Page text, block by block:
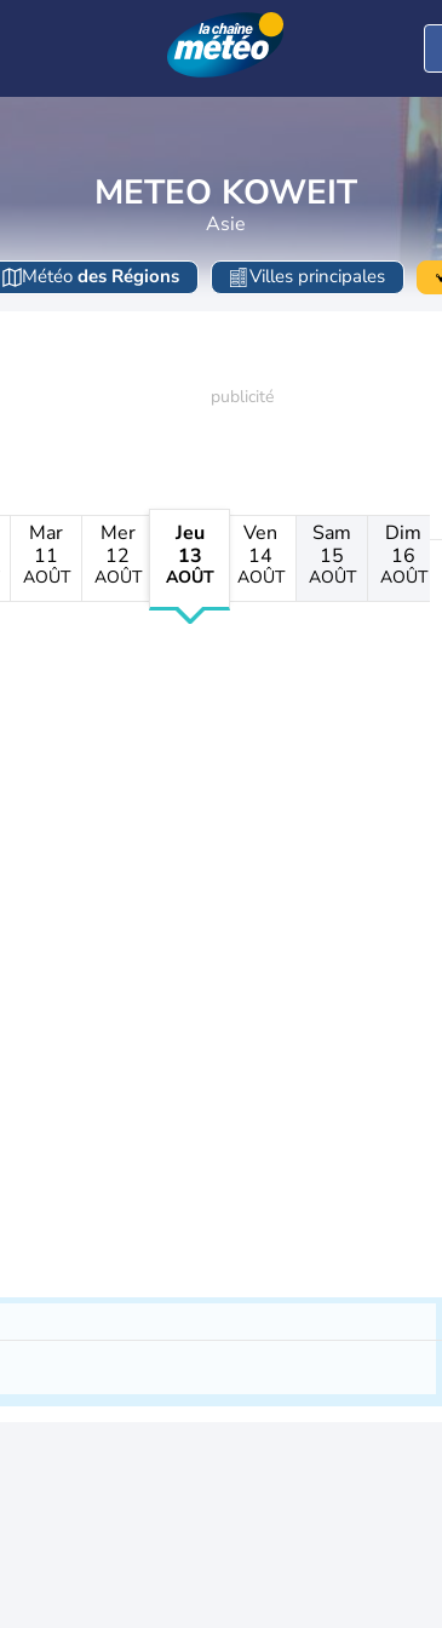
METEO KOWEIT
Asie
Météo des Régions Villes principales
Mar
11
AOÛT
Mer
12
AOÛT
Jeu
13
AOÛT
Ven
14
AOÛT
Sam
15
AOÛT
Dim
16
AOÛT